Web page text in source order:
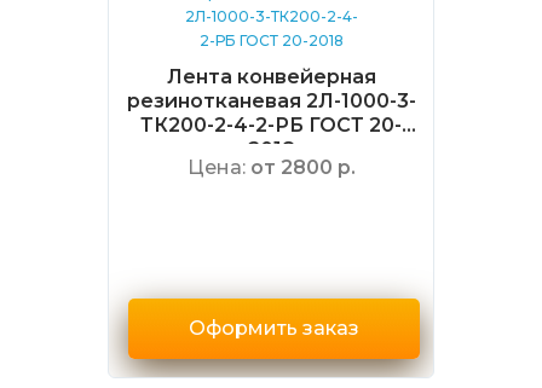
Лента конвейерная
резинотканевая 2Л-1000-3-
ТК200-2-4-2-РБ ГОСТ 20-
2018
Цена: от 2800 р.
Оформить заказ